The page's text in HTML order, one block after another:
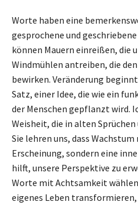
Worte haben eine
gesprochene und
können Mauern einreißen, die
Windmühlen antreiben, die
bewirken. Veränderung
Satz, einer Idee, die wie ein
der Menschen gepflanzt wird.
Weisheit, die in alten
Sie lehren uns, dass
Erscheinung, sondern eine
hilft, unsere Perspektive zu
Worte mit Achtsamkeit
eigenes Leben transformieren,